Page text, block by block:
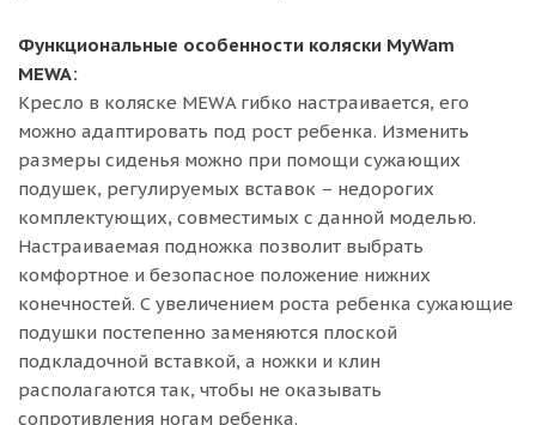
Функциональные особенности коляски MyWam
MEWA:
Кресло в коляске MEWA гибко настраивается, его
можно адаптировать под рост ребенка. Изменить
размеры сиденья можно при помощи сужающих
подушек, регулируемых вставок – недорогих
комплектующих, совместимых с данной моделью.
Настраиваемая подножка позволит выбрать
комфортное и безопасное положение нижних
конечностей. С увеличением роста ребенка сужающие
подушки постепенно заменяются плоской
подкладочной вставкой, а ножки и клин
располагаются так, чтобы не оказывать
сопротивления ногам ребенка.